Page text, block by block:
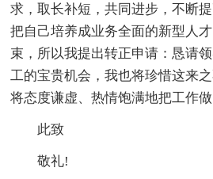
求，取长补短，共同进步，不断
把自己培养成业务全面的新型人
束，所以我提出转正申请：恳请
工的宝贵机会，我也将珍惜这来
将态度谦虚、热情饱满地把工作做
此致
敬礼!